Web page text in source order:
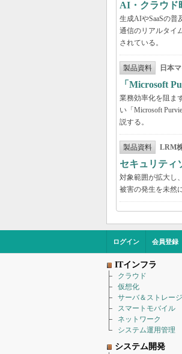
AI・クラウド
生成AIやSaaSの普
通信のリアルタイ
されている。
製品資料 日本
「Microsoft
業務効率化を阻ま
い「Microsoft
説する。
製品資料 LRM
セキュリティ
対象範囲が拡大し
被害の発生を未然
ログイン 会員登録
ITインフラ
クラウド
仮想化
サーバ＆ストレージ
スマートモバイル
ネットワーク
システム運用管理
システム開発